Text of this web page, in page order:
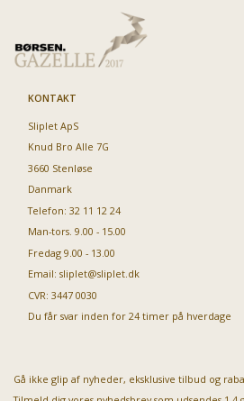
KONTAKT
Sliplet ApS
Knud Bro Alle 7G
3660 Stenløse
Danmark
Telefon: 32 11 12 24
Man-tors. 9.00 - 15.00
Fredag 9.00 - 13.00
Email: sliplet@sliplet.dk
CVR: 3447 0030
Du får svar inden for 24 timer på hverdage
Gå ikke glip af nyheder, eksklusive tilbud og